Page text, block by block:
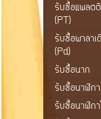
รับซื้อแพลต
(PT)
รับซื้อพาลา
(Pd)
รับซื้อนาก
รับซื้อนาฬิกา
รับซื้อนาฬิกา